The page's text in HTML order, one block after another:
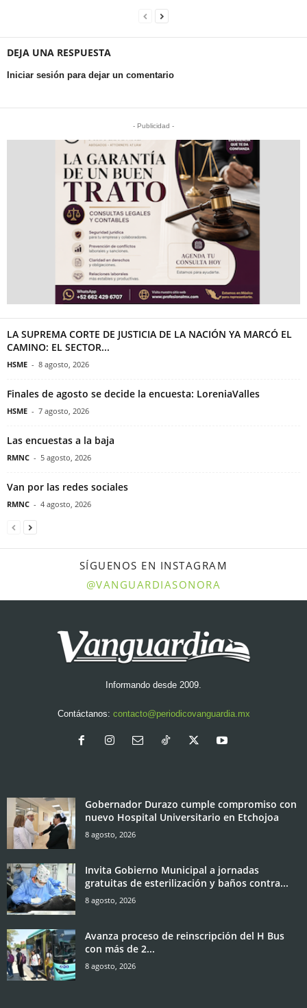
DEJA UNA RESPUESTA
Iniciar sesión para dejar un comentario
- Publicidad -
LA SUPREMA CORTE DE JUSTICIA DE LA NACIÓN YA MARCÓ EL
CAMINO: EL SECTOR...
HSME - 8 agosto, 2026
Finales de agosto se decide la encuesta: LoreniaValles
HSME - 7 agosto, 2026
Las encuestas a la baja
RMNC - 5 agosto, 2026
Van por las redes sociales
RMNC - 4 agosto, 2026
SÍGUENOS EN INSTAGRAM
@VANGUARDIASONORA
Informando desde 2009.
Contáctanos: contacto@periodicovanguardia.mx
Gobernador Durazo cumple compromiso con
nuevo Hospital Universitario en Etchojoa
8 agosto, 2026
Invita Gobierno Municipal a jornadas
gratuitas de esterilización y baños contra...
8 agosto, 2026
Avanza proceso de reinscripción del H Bus
con más de 2...
8 agosto, 2026